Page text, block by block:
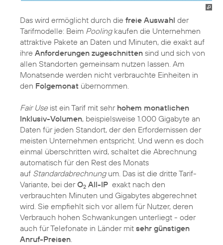
Das wird ermöglicht durch die freie Auswahl der
Tarifmodelle: Beim Poolingkaufen die Unternehmen
attraktive Pakete an Daten und Minuten, die exakt auf
ihre Anforderungen zugeschnitten sind und sich von
allen Standorten gemeinsam nutzen lassen. Am
Monatsende werden nicht verbrauchte Einheiten in
den Folgemonat übernommen.
Fair Useist ein Tarif mit sehr hohem monatlichen
Inklusiv-Volumen, beispielsweise 1.000 Gigabyte an
Daten für jeden Standort, der den Erfordernissen der
meisten Unternehmen entspricht. Und wenn es doch
einmal überschritten wird, schaltet die Abrechnung
automatisch für den Rest des Monats
auf Standardabrechnungum. Das ist die dritte Tarif-
Variante, bei derO2 All-IP exakt nach den
verbrauchten Minuten und Gigabytes abgerechnet
wird. Sie empfiehlt sich vor allem für Nutzer, deren
Verbrauch hohen Schwankungen unterliegt - oder
auch für Telefonate in Länder mit sehr günstigen
Anruf-Preisen.